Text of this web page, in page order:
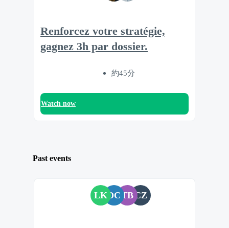
Renforcez votre stratégie,
gagnez 3h par dossier.
約45分
Watch now
Past events
LK DC TB CZ